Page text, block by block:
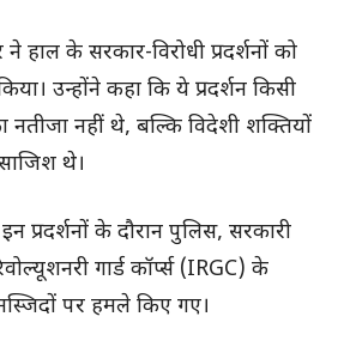
हाल के सरकार-विरोधी प्रदर्शनों को
उन्होंने कहा कि ये प्रदर्शन किसी
नहीं थे, बल्कि विदेशी शक्तियों
साजिश थे।
प्रदर्शनों के दौरान पुलिस, सरकारी
गार्ड कॉर्प्स (IRGC) के
पर हमले किए गए।